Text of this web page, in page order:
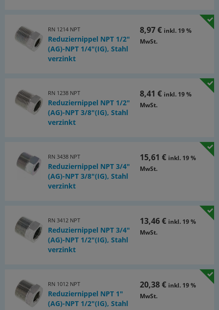
RN 1214 NPT
Reduziernippel NPT 1/2"
(AG)-NPT 1/4"(IG), Stahl
verzinkt
8,97 € inkl. 19 %
MwSt.
RN 1238 NPT
Reduziernippel NPT 1/2"
(AG)-NPT 3/8"(IG), Stahl
verzinkt
8,41 € inkl. 19 %
MwSt.
RN 3438 NPT
Reduziernippel NPT 3/4"
(AG)-NPT 3/8"(IG), Stahl
verzinkt
15,61 € inkl. 19 %
MwSt.
RN 3412 NPT
Reduziernippel NPT 3/4"
(AG)-NPT 1/2"(IG), Stahl
verzinkt
13,46 € inkl. 19 %
MwSt.
RN 1012 NPT
Reduziernippel NPT 1"
(AG)-NPT 1/2"(IG), Stahl
20,38 € inkl. 19 %
MwSt.